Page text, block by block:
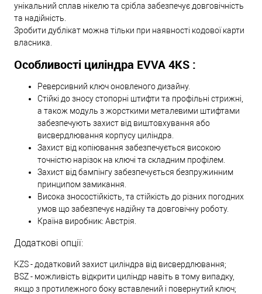
унікальний сплав нікелю та срібла забезпечує довговічність
та надійність.
Зробити дублікат можна тільки при наявності кодової карти
власника.
Особливості циліндра EVVA 4KS :
Реверсивний ключ оновленого дизайну.
Стійкі до зносу стопорні штифти та профільні стрижні,
а також модуль з жорсткими металевими штифтами
забезпечують захист від виштовхування або
висвердлювання корпусу циліндра.
Захист від копіювання забезпечується високою
точністю нарізок на ключі та складним профілем.
Захист від бампінгу забезпечується безпружинним
принципом замикання.
Висока зносостійкість, та стійкість до різних погодних
умов що забезпечує надійну та довговічну роботу.
Країна виробник: Австрія.
Додаткові опції:
KZS - додатковий захист циліндра від висвердлювання;
BSZ - можливість відкрити циліндр навіть в тому випадку,
якщо з протилежного боку вставлений і повернутий ключ;